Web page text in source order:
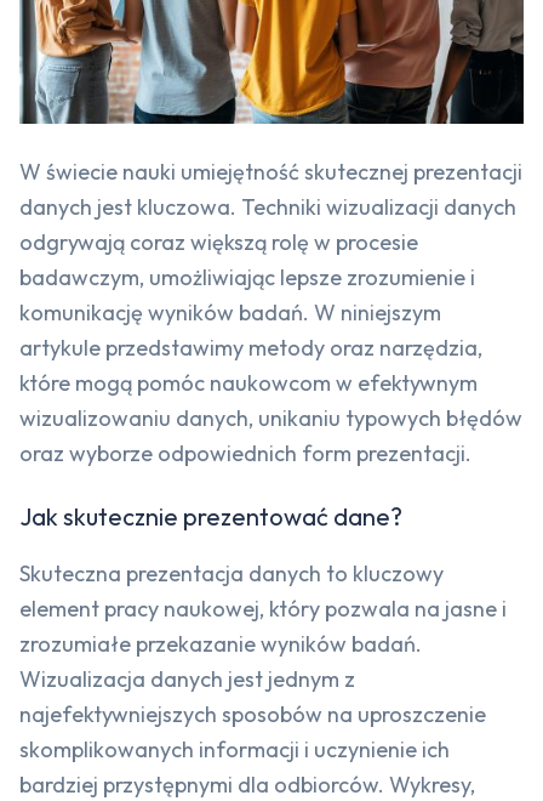
W świecie nauki umiejętność skutecznej prezentacji
danych jest kluczowa. Techniki wizualizacji danych
odgrywają coraz większą rolę w procesie
badawczym, umożliwiając lepsze zrozumienie i
komunikację wyników badań. W niniejszym
artykule przedstawimy metody oraz narzędzia,
które mogą pomóc naukowcom w efektywnym
wizualizowaniu danych, unikaniu typowych błędów
oraz wyborze odpowiednich form prezentacji.
Jak skutecznie prezentować dane?
Skuteczna prezentacja danych to kluczowy
element pracy naukowej, który pozwala na jasne i
zrozumiałe przekazanie wyników badań.
Wizualizacja danych jest jednym z
najefektywniejszych sposobów na uproszczenie
skomplikowanych informacji i uczynienie ich
bardziej przystępnymi dla odbiorców. Wykresy,